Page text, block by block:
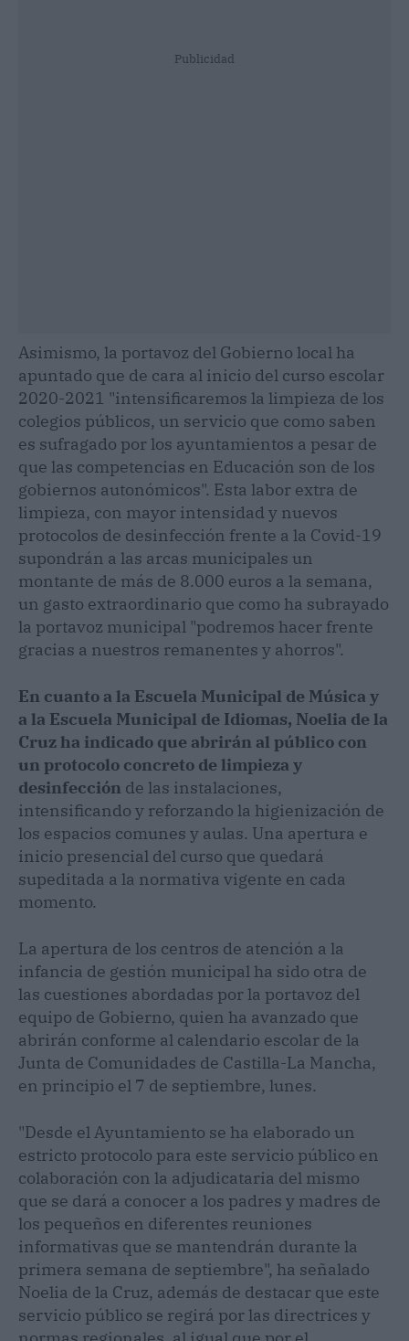
Publicidad
Asimismo, la portavoz del Gobierno local ha
apuntado que de cara al inicio del curso escolar
2020-2021 "intensificaremos la limpieza de los
colegios públicos, un servicio que como saben
es sufragado por los ayuntamientos a pesar de
que las competencias en Educación son de los
gobiernos autonómicos". Esta labor extra de
limpieza, con mayor intensidad y nuevos
protocolos de desinfección frente a la Covid-19
supondrán a las arcas municipales un
montante de más de 8.000 euros a la semana,
un gasto extraordinario que como ha subrayado
la portavoz municipal "podremos hacer frente
gracias a nuestros remanentes y ahorros".
En cuanto a la Escuela Municipal de Música y
a la Escuela Municipal de Idiomas, Noelia de la
Cruz ha indicado que abrirán al público con
un protocolo concreto de limpieza y
desinfección de las instalaciones,
intensificando y reforzando la higienización de
los espacios comunes y aulas. Una apertura e
inicio presencial del curso que quedará
supeditada a la normativa vigente en cada
momento.
La apertura de los centros de atención a la
infancia de gestión municipal ha sido otra de
las cuestiones abordadas por la portavoz del
equipo de Gobierno, quien ha avanzado que
abrirán conforme al calendario escolar de la
Junta de Comunidades de Castilla-La Mancha,
en principio el 7 de septiembre, lunes.
"Desde el Ayuntamiento se ha elaborado un
estricto protocolo para este servicio público en
colaboración con la adjudicataria del mismo
que se dará a conocer a los padres y madres de
los pequeños en diferentes reuniones
informativas que se mantendrán durante la
primera semana de septiembre", ha señalado
Noelia de la Cruz, además de destacar que este
servicio público se regirá por las directrices y